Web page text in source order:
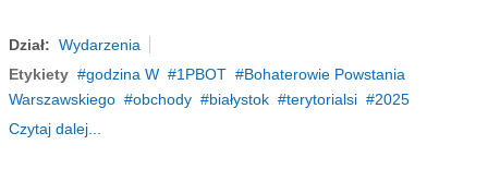
Dział: Wydarzenia
Etykiety
godzina W 1PBOT
Bohaterowie Powstania
Warszawskiego
obchody białystok terytorialsi
2025
Czytaj dalej...